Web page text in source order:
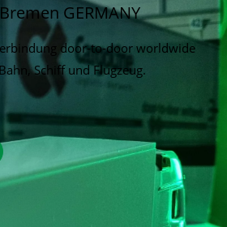
GERMANY
door-to-door worldwide
Schiff und Flugzeug.